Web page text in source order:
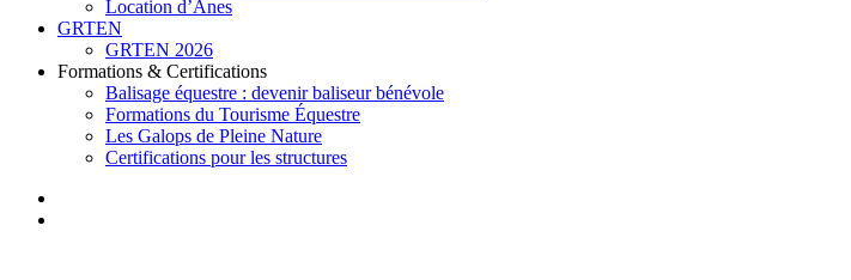
Location d’Ânes
GRTEN
GRTEN 2026
Formations & Certifications
Balisage équestre : devenir baliseur bénévole
Formations du Tourisme Équestre
Les Galops de Pleine Nature
Certifications pour les structures